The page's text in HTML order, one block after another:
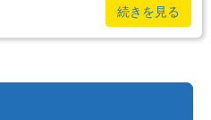
続きを見る